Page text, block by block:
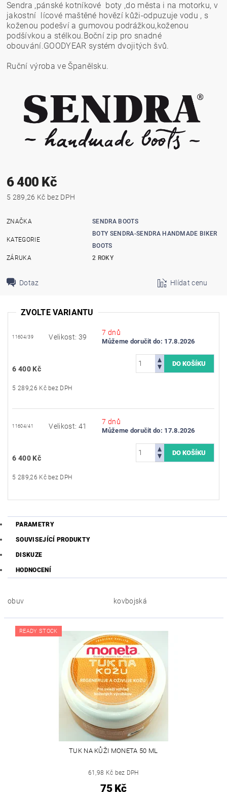
Sendra ,pánské kotníkové boty ,do města i na motorku, v
jakostní lícové maštěné hovězí kůži-odpuzuje vodu , s
koženou podešví a gumovou podrážkou,koženou
podšívkou a stélkou.Boční zip pro snadné
obouvání.GOODYEAR systém dvojitých švů.
Ruční výroba ve Španělsku.
6 400 Kč
5 289,26 Kč bez DPH
ZNAČKA SENDRA BOOTS
KATEGORIE
BOTY SENDRA-SENDRA HANDMADE BIKER
BOOTS
ZÁRUKA
2 ROKY
Dotaz Hlídat cenu
ZVOLTE VARIANTU
11604/39 Velikost: 39
7 dnů
Můžeme doručit do: 17.8.2026
6 400 Kč
5 289,26 Kč bez DPH
11604/41 Velikost: 41
7 dnů
Můžeme doručit do: 17.8.2026
6 400 Kč
5 289,26 Kč bez DPH
PARAMETRY
SOUVISEJÍCÍ PRODUKTY
DISKUZE
HODNOCENÍ
obuv kovbojská
READY STOCK
TUK NA KŮŽI MONETA 50 ML
61,98 Kč bez DPH
75 Kč